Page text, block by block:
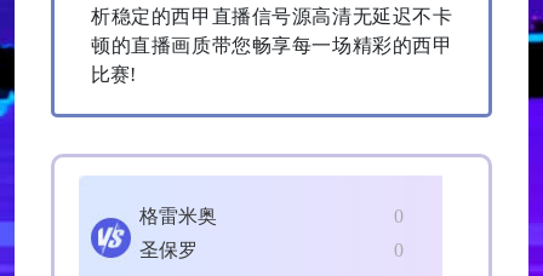
析稳定的西甲直播信号源高清无延迟不卡
顿的直播画质带您畅享每一场精彩的西甲
比赛!
0
格雷米奥
0
圣保罗